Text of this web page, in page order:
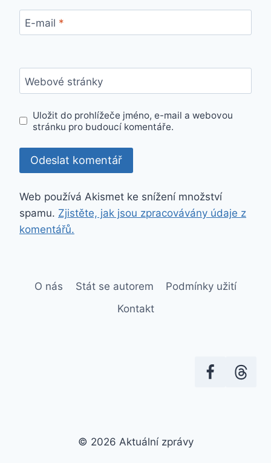
E-mail *
Webové stránky
Uložit do prohlížeče jméno, e-mail a webovou
stránku pro budoucí komentáře.
Web používá Akismet ke snížení množství
spamu. Zjistěte, jak jsou zpracovávány údaje z
komentářů.
O nás Stát se autorem
Podmínky užití
Kontakt
© 2026 Aktuální zprávy